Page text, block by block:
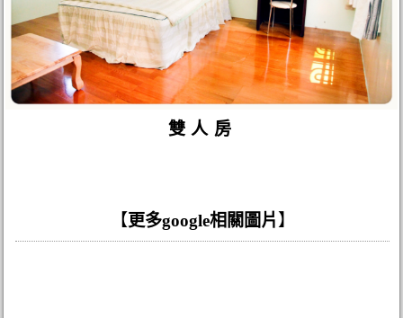
雙人房
【更多google相關圖片】